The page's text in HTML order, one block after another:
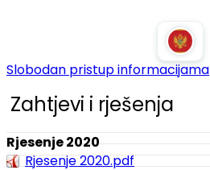
Slobodan pristup informacijama
Zahtjevi i rješenja
Rjesenje 2020
Rjesenje 2020.pdf